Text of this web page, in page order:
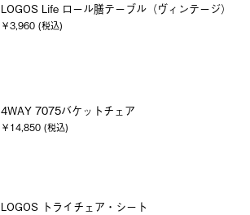
LOGOS Life ロール膳テーブル（ヴィンテージ）
￥3,960 (税込)
4WAY 7075バケットチェア
￥14,850 (税込)
LOGOS トライチェア・シート